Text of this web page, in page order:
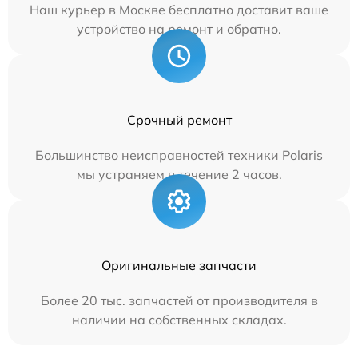
Наш курьер в Москве бесплатно доставит ваше
устройство на ремонт и обратно.
Срочный ремонт
Большинство неисправностей техники Polaris
мы устраняем в течение 2 часов.
Оригинальные запчасти
Более 20 тыс. запчастей от производителя в
наличии на собственных складах.